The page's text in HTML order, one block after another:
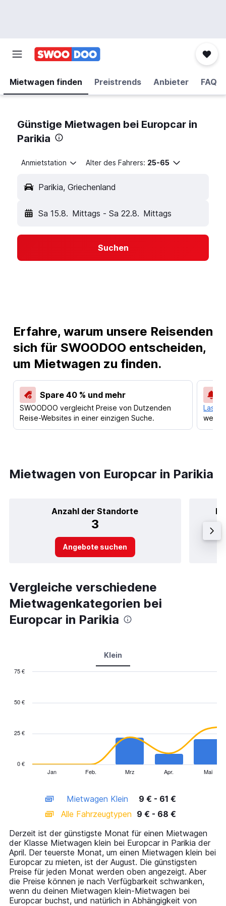
Mietwagen finden Preistrends Anbieter FAQ
Günstige Mietwagen bei Europcar in
Parikia
Anmietstation Alter des Fahrers: 25-65
Parikia, Griechenland
Sa 15.8. Mittags - Sa 22.8. Mittags
Suchen
Erfahre, warum unsere Reisenden
sich für SWOODOO entscheiden,
um Mietwagen zu finden.
Spare 40 % und mehr
SWOODOO vergleicht Preise von Dutzenden
Reise-Websites in einer einzigen Suche.
Lass
Mietwagen von Europcar in Parikia
Anzahl der Standorte
3
Angebote suchen
Vergleiche verschiedene
Mietwagenkategorien bei
Europcar in Parikia
Klein
has
displaying
categories.
14
categories.
The
chart
has
1
Y
axis
Jan Feb. Mrz Apr. Mai
0 €
25 €
50 €
75 €
Mietwagen Klein
9 € - 61 €
Alle Fahrzeugtypen 9 € - 68 €
Derzeit ist der günstigste Monat für einen Mietwagen
der Klasse Mietwagen klein bei Europcar in Parikia der
April. Der teuerste Monat, um einen Mietwagen klein bei
Europcar zu mieten, ist der August. Die günstigsten
Preise für jeden Monat werden oben angezeigt. Aber
die Preise können je nach Verfügbarkeit schwanken,
wenn du deinen Mietwagen klein-Mietwagen bei
Europcar buchst, und natürlich in Abhängigkeit von